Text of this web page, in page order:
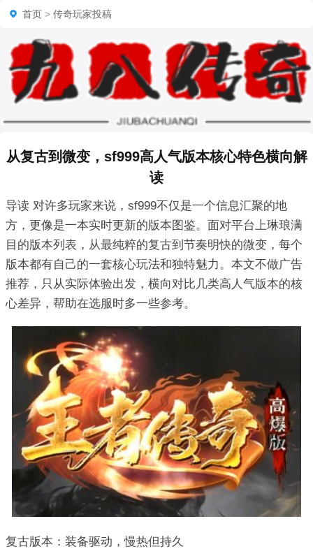
首页 > 传奇玩家投稿
从复古到微变，sf999高人气版本核心特色横向解
读
导读 对许多玩家来说，sf999不仅是一个信息汇聚的地
方，更像是一本实时更新的版本图鉴。面对平台上琳琅满
目的版本列表，从最纯粹的复古到节奏明快的微变，每个
版本都有自己的一套核心玩法和独特魅力。本文不做广告
推荐，只从实际体验出发，横向对比几类高人气版本的核
心差异，帮助在选服时多一些参考。
复古版本：装备驱动，慢热但持久